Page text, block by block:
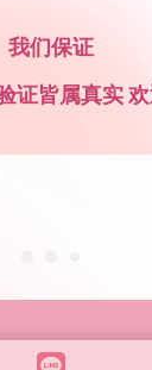
我们保证
证皆属真实